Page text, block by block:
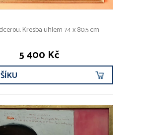
Kresba uhlem 74 x 80,5 cm
5 400 Kč